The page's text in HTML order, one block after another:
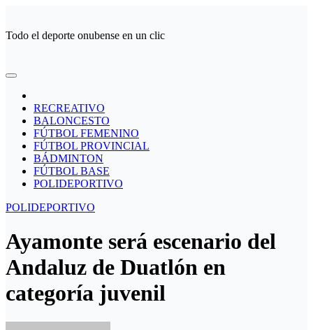
contenido
Todo el deporte onubense en un clic
RECREATIVO
BALONCESTO
FÚTBOL FEMENINO
FÚTBOL PROVINCIAL
BÁDMINTON
FÚTBOL BASE
POLIDEPORTIVO
POLIDEPORTIVO
Ayamonte será escenario del
Andaluz de Duatlón en
categoría juvenil